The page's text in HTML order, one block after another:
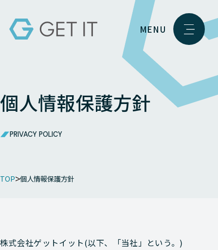
MENU
個人情報保護方針
PRIVACY POLICY
TOP 個人情報保護方針
株式会社ゲットイット(以下、「当社」という。)